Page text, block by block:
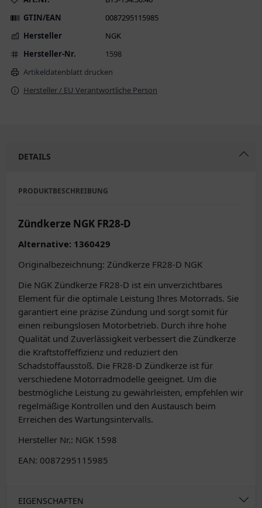
GTIN/EAN
0087295115985
Hersteller
NGK
Hersteller-Nr.
1598
Artikeldatenblatt drucken
Hersteller / EU Verantwortliche Person
DETAILS
PRODUKTBESCHREIBUNG
Zündkerze NGK FR28-D
Alternative: 1360429
Originalbezeichnung: Zündkerze FR28-D NGK
Die NGK Zündkerze FR28-D ist ein unverzichtbares
Element für die optimale Leistung Ihres Motorrads. Sie
garantiert eine präzise Zündung und sorgt somit für
einen reibungslosen Motorbetrieb. Durch ihre hohe
Qualität und Zuverlässigkeit verbessert die Zündkerze
die Kraftstoffeffizienz und reduziert den
Schadstoffausstoß. Die FR28-D Zündkerze ist für
verschiedene Motorradmodelle geeignet. Um die
bestmögliche Leistung zu gewährleisten, empfehlen wir
regelmäßige Kontrollen und den Austausch beim
Erreichen des Wartungsintervalls.
Hersteller Nr.: NGK 1598
EAN: 0087295115985
EIGENSCHAFTEN